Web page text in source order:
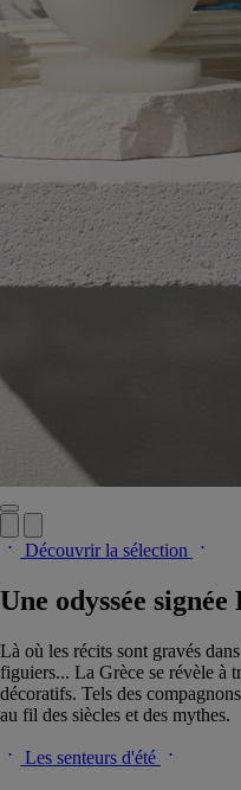
Découvrir la sélection
Une odyssée
Là où les récits sont gravés
figuiers... La Grèce se révèle à
décoratifs. Tels des
au fil des siècles et des mythes.
Les senteurs d'été